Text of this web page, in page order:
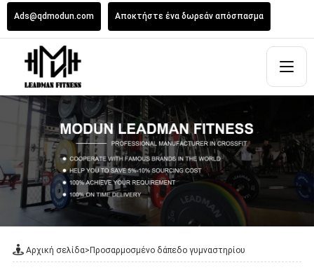
Ads@qdmodun.com Αποκτήστε ένα δωρεάν απόσπασμα
Αρχική σελίδα>Προσαρμοσμένο δάπεδο γυμναστηρίου